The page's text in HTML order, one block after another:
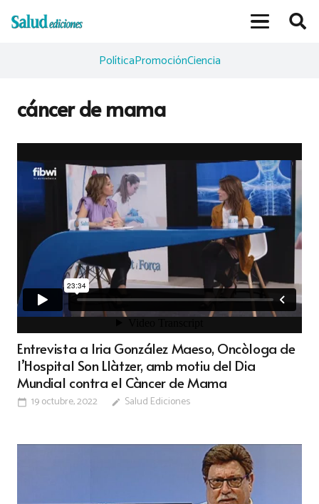
PolíticaPromociónCiencia
cáncer de mama
Entrevista a Iria González Maeso, Oncòloga de
l’Hospital Son Llàtzer, amb motiu del Dia
Mundial contra el Càncer de Mama
calendar_today 19 octubre, 2022 edit Salud Ediciones